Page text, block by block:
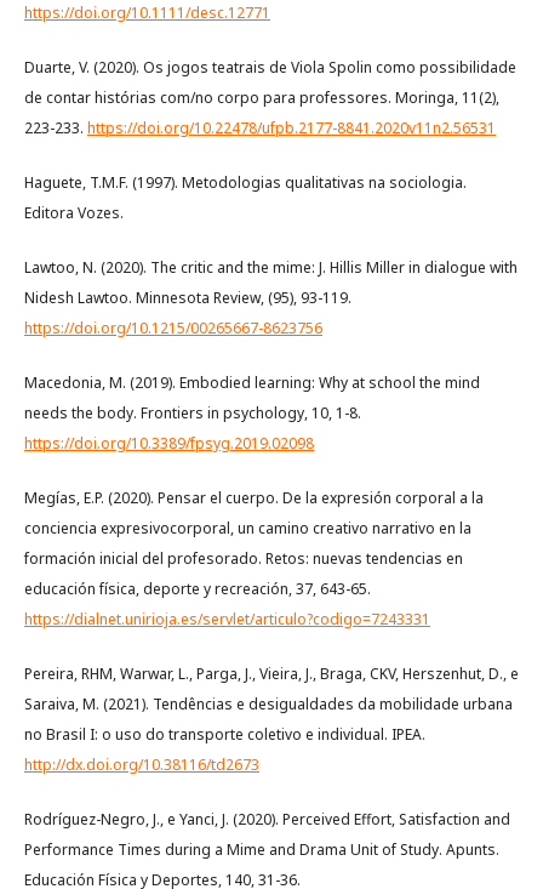
https://doi.org/10.1111/desc.12771
Duarte, V. (2020). Os jogos teatrais de Viola Spolin como possibilidade
de contar histórias com/no corpo para professores. Moringa, 11(2),
223-233. https://doi.org/10.22478/ufpb.2177-8841.2020v11n2.56531
Haguete, T.M.F. (1997). Metodologias qualitativas na sociologia.
Editora Vozes.
Lawtoo, N. (2020). The critic and the mime: J. Hillis Miller in dialogue with
Nidesh Lawtoo. Minnesota Review, (95), 93-119.
https://doi.org/10.1215/00265667-8623756
Macedonia, M. (2019). Embodied learning: Why at school the mind
needs the body. Frontiers in psychology, 10, 1-8.
https://doi.org/10.3389/fpsyg.2019.02098
Megías, E.P. (2020). Pensar el cuerpo. De la expresión corporal a la
conciencia expresivocorporal, un camino creativo narrativo en la
formación inicial del profesorado. Retos: nuevas tendencias en
educación física, deporte y recreación, 37, 643-65.
https://dialnet.unirioja.es/servlet/articulo?codigo=7243331
Pereira, RHM, Warwar, L., Parga, J., Vieira, J., Braga, CKV, Herszenhut, D., e
Saraiva, M. (2021). Tendências e desigualdades da mobilidade urbana
no Brasil I: o uso do transporte coletivo e individual. IPEA.
http://dx.doi.org/10.38116/td2673
Rodríguez-Negro, J., e Yanci, J. (2020). Perceived Effort, Satisfaction and
Performance Times during a Mime and Drama Unit of Study. Apunts.
Educación Física y Deportes, 140, 31-36.